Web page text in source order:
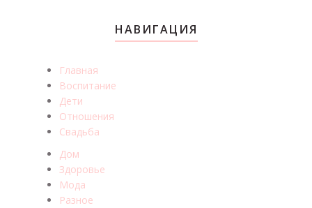
НАВИГАЦИЯ
Главная
Воспитание
Дети
Отношения
Свадьба
Дом
Здоровье
Мода
Разное